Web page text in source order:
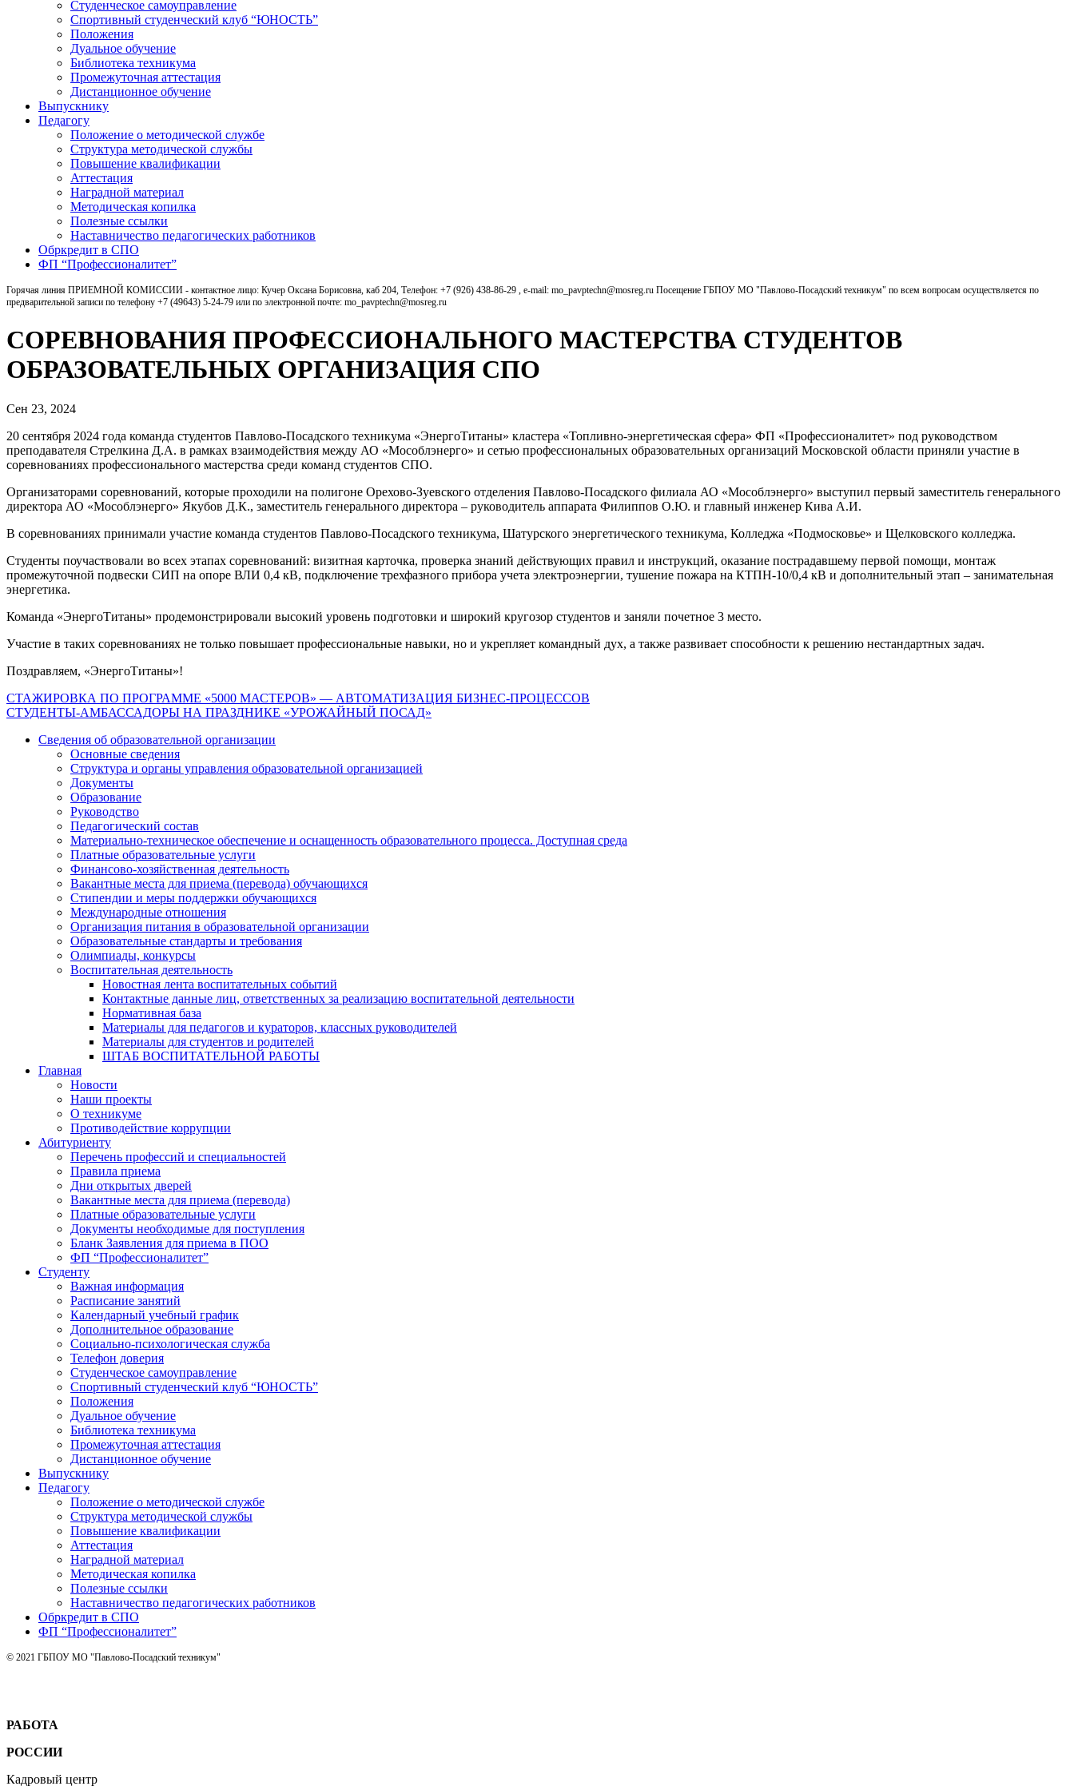
Студенческое самоуправление
Спортивный студенческий клуб “ЮНОСТЬ”
Положения
Дуальное обучение
Библиотека техникума
Промежуточная аттестация
Дистанционное обучение
Выпускнику
Педагогу
Положение о методической службе
Структура методической службы
Повышение квалификации
Аттестация
Наградной материал
Методическая копилка
Полезные ссылки
Наставничество педагогических работников
Обркредит в СПО
ФП “Профессионалитет”
Горячая линия ПРИЕМНОЙ КОМИССИИ - контактное лицо: Кучер Оксана Борисовна, каб 204, Телефон: +7 (926) 438-86-29 , e-mail: mo_pavptechn@mosreg.ru Посещение ГБПОУ МО "Павлово-Посадский техникум" по всем вопросам осуществляется по
предварительной записи по телефону +7 (49643) 5-24-79 или по электронной почте: mo_pavptechn@mosreg.ru
СОРЕВНОВАНИЯ ПРОФЕССИОНАЛЬНОГО МАСТЕРСТВА СТУДЕНТОВ
ОБРАЗОВАТЕЛЬНЫХ ОРГАНИЗАЦИЯ СПО
Сен 23, 2024
20 сентября 2024 года команда студентов Павлово-Посадского техникума «ЭнергоТитаны» кластера «Топливно-энергетическая сфера» ФП «Профессионалитет» под руководством
преподавателя Стрелкина Д.А. в рамках взаимодействия между АО «Мособлэнерго» и сетью профессиональных образовательных организаций Московской области приняли участие в
соревнованиях профессионального мастерства среди команд студентов СПО.
Организаторами соревнований, которые проходили на полигоне Орехово-Зуевского отделения Павлово-Посадского филиала АО «Мособлэнерго» выступил первый заместитель генерального
директора АО «Мособлэнерго» Якубов Д.К., заместитель генерального директора – руководитель аппарата Филиппов О.Ю. и главный инженер Кива А.И.
В соревнованиях принимали участие команда студентов Павлово-Посадского техникума, Шатурского энергетического техникума, Колледжа «Подмосковье» и Щелковского колледжа.
Студенты поучаствовали во всех этапах соревнований: визитная карточка, проверка знаний действующих правил и инструкций, оказание пострадавшему первой помощи, монтаж
промежуточной подвески СИП на опоре ВЛИ 0,4 кВ, подключение трехфазного прибора учета электроэнергии, тушение пожара на КТПН-10/0,4 кВ и дополнительный этап – занимательная
энергетика.
Команда «ЭнергоТитаны» продемонстрировали высокий уровень подготовки и широкий кругозор студентов и заняли почетное 3 место.
Участие в таких соревнованиях не только повышает профессиональные навыки, но и укрепляет командный дух, а также развивает способности к решению нестандартных задач.
Поздравляем, «ЭнергоТитаны»!
Навигация
по
записям
СТАЖИРОВКА ПО ПРОГРАММЕ «5000 МАСТЕРОВ» — АВТОМАТИЗАЦИЯ БИЗНЕС-ПРОЦЕССОВ
СТУДЕНТЫ-АМБАССАДОРЫ НА ПРАЗДНИКЕ «УРОЖАЙНЫЙ ПОСАД»
Сведения об образовательной организации
Основные сведения
Структура и органы управления образовательной организацией
Документы
Образование
Руководство
Педагогический состав
Материально-техническое обеспечение и оснащенность образовательного процесса. Доступная среда
Платные образовательные услуги
Финансово-хозяйственная деятельность
Вакантные места для приема (перевода) обучающихся
Стипендии и меры поддержки обучающихся
Международные отношения
Организация питания в образовательной организации
Образовательные стандарты и требования
Олимпиады, конкурсы
Воспитательная деятельность
Новостная лента воспитательных событий
Контактные данные лиц, ответственных за реализацию воспитательной деятельности
Нормативная база
Материалы для педагогов и кураторов, классных руководителей
Материалы для студентов и родителей
ШТАБ ВОСПИТАТЕЛЬНОЙ РАБОТЫ
Главная
Новости
Наши проекты
О техникуме
Противодействие коррупции
Абитуриенту
Перечень профессий и специальностей
Правила приема
Дни открытых дверей
Вакантные места для приема (перевода)
Платные образовательные услуги
Документы необходимые для поступления
Бланк Заявления для приема в ПОО
ФП “Профессионалитет”
Студенту
Важная информация
Расписание занятий
Календарный учебный график
Дополнительное образование
Социально-психологическая служба
Телефон доверия
Студенческое самоуправление
Спортивный студенческий клуб “ЮНОСТЬ”
Положения
Дуальное обучение
Библиотека техникума
Промежуточная аттестация
Дистанционное обучение
Выпускнику
Педагогу
Положение о методической службе
Структура методической службы
Повышение квалификации
Аттестация
Наградной материал
Методическая копилка
Полезные ссылки
Наставничество педагогических работников
Обркредит в СПО
ФП “Профессионалитет”
© 2021 ГБПОУ МО "Павлово-Посадский техникум"
РАБОТА
РОССИИ
Кадровый центр